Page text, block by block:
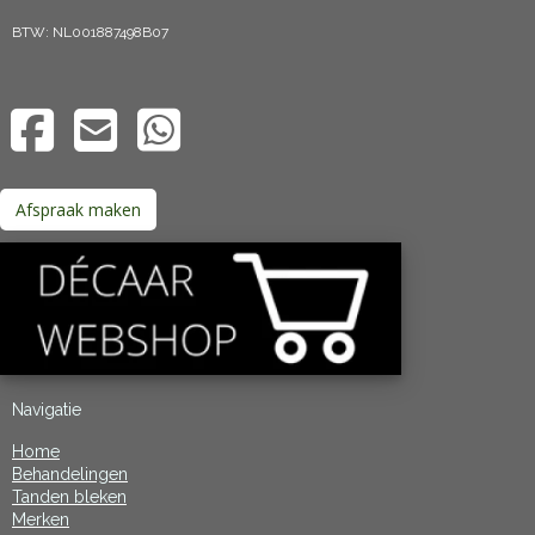
BTW: NL001887498B07
Afspraak maken
Navigatie
Home
Behandelingen
Tanden bleken
Merken